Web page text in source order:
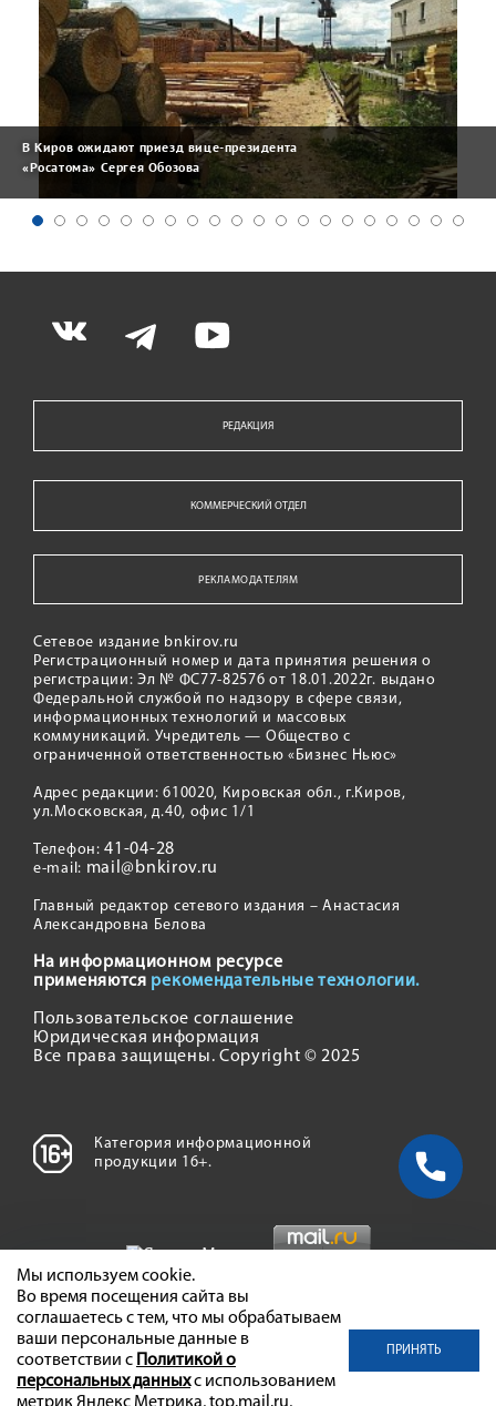
В Киров ожидают приезд вице-президента
«Росатома» Сергея Обозова
РЕДАКЦИЯ
КОММЕРЧЕСКИЙ ОТДЕЛ
РЕКЛАМОДАТЕЛЯМ
Сетевое издание bnkirov.ru
Регистрационный номер и дата принятия решения о
регистрации: Эл № ФС77-82576 от 18.01.2022г. выдано
Федеральной службой по надзору в сфере связи,
информационных технологий и массовых
коммуникаций. Учредитель — Общество с
ограниченной ответственностью «Бизнес Ньюс»
Адрес редакции: 610020, Кировская обл., г.Киров,
ул.Московская, д.40, офис 1/1
Телефон:41-04-28
e-mail: mail@bnkirov.ru
Главный редактор сетевого издания – Анастасия
Александровна Белова
На информационном ресурсе
применяются рекомендательные технологии.
Пользовательское соглашение
Юридическая информация
Все права защищены. Copyright © 2025
Категория информационной
продукции 16+.
Мы используем cookie.
Во время посещения сайта вы
соглашаетесь с тем, что мы обрабатываем
ваши персональные данные в
соответствии с Политикой о
персональных данныхс использованием
ПРИНЯТЬ